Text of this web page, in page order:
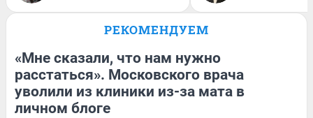
РЕКОМЕНДУЕМ
«Мне сказали, что нам нужно
расстаться». Московского врача
уволили из клиники из-за мата в
личном блоге